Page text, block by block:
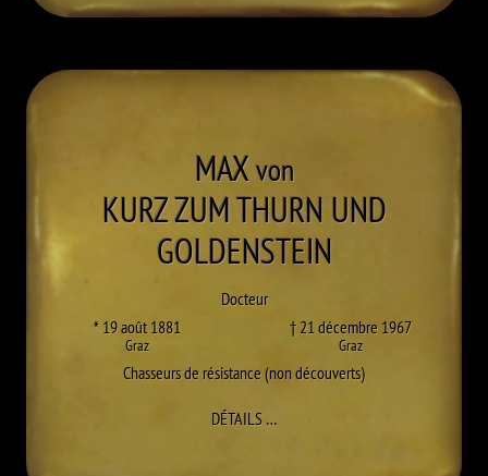
MAXvon
KURZ ZUM THURN UND
GOLDENSTEIN
Docteur
* 19 août 1881
Graz
† 21 décembre 1967
Graz
Chasseurs de résistance (non découverts)
DÉTAILS…À MAX KURZ ZUM THURN UND